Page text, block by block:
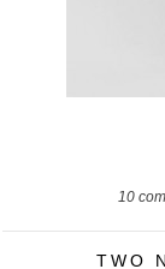
10
TWO